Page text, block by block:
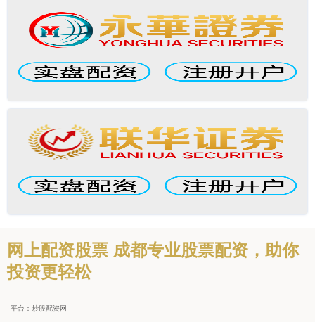
网上配资股票 成都专业股票配资，助你
投资更轻松
平台：炒股配资网